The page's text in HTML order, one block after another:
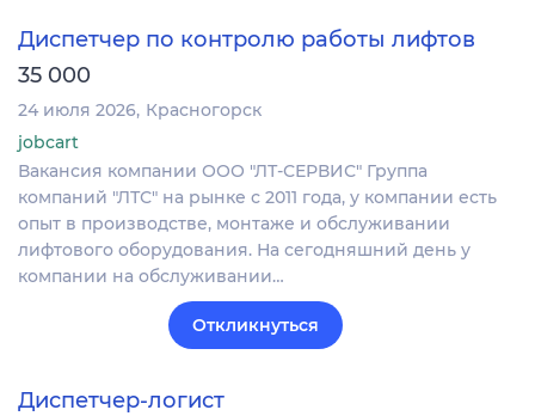
Диспетчер по контролю работы лифтов
35 000
24 июля 2026 Красногорск
jobcart
Вакансия компании ООО "ЛТ-СЕРВИС" Группа
компаний "ЛТС" на рынке с 2011 года, у компании есть
опыт в производстве, монтаже и обслуживании
лифтового оборудования. На сегодняшний день у
компании на обслуживании…
Откликнуться
Диспетчер-логист